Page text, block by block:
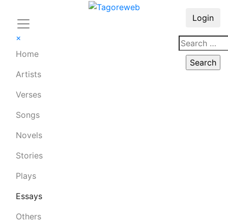
×
Home
Artists
Verses
Songs
Novels
Stories
Plays
Essays
Others
Login